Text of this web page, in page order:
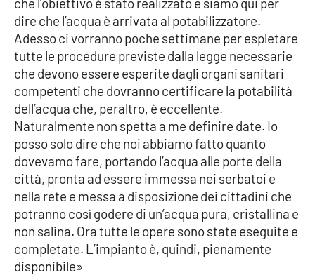
SPECIALI
Buona Sanità Calabria
LA
CALABRIAVISIONE
Destinazioni
Eventi
Food
Storie
dire che l’acqua è arrivata al potabilizzatore.
Adesso ci vorranno poche settimane per espletare
tutte le procedure previste dalla legge necessarie
che devono essere esperite dagli organi sanitari
competenti che dovranno certificare la potabilità
dell’acqua che, peraltro, è eccellente.
Naturalmente non spetta a me definire date. Io
posso solo dire che noi abbiamo fatto quanto
dovevamo fare, portando l’acqua alle porte della
città, pronta ad essere immessa nei serbatoi e
nella rete e messa a disposizione dei cittadini che
potranno così godere di un’acqua pura, cristallina e
non salina. Ora tutte le opere sono state eseguite e
completate. L’impianto è, quindi, pienamente
disponibile»